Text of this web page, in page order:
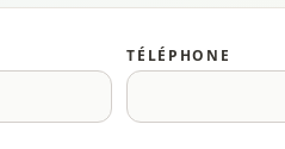
TÉLÉPHONE